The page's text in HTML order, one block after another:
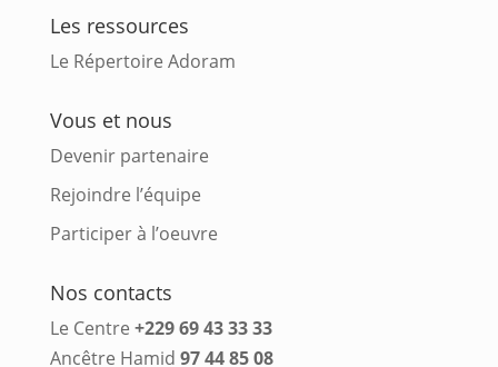
Les ressources
Le Répertoire Adoram
Vous et nous
Devenir partenaire
Rejoindre l’équipe
Participer à l’oeuvre
Nos contacts
Le Centre +229 69 43 33 33
Ancêtre Hamid 97 44 85 08